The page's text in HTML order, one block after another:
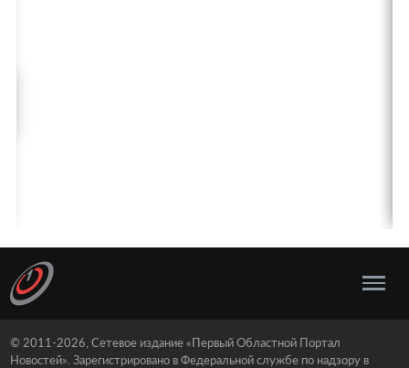
© 2011-2026, Сетевое издание «Первый Областной Портал
Новостей». Зарегистрировано в Федеральной службе по надзору в